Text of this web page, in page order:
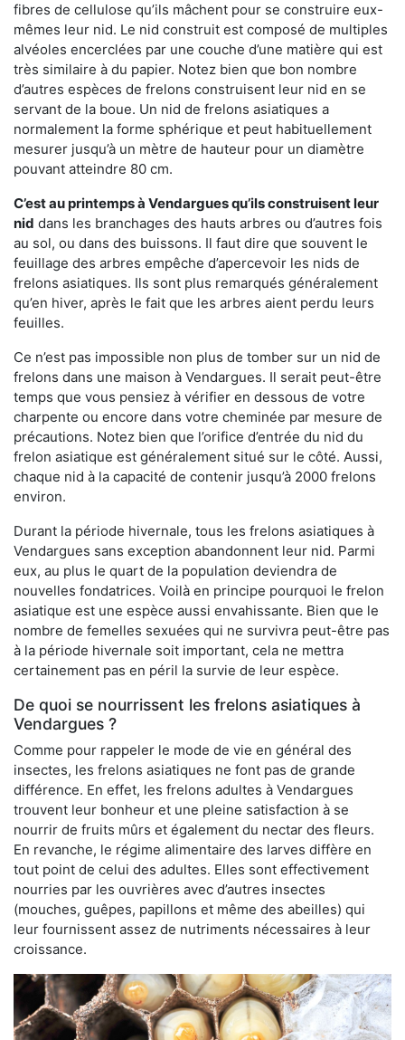
fibres de cellulose qu’ils mâchent pour se construire eux-
mêmes leur nid. Le nid construit est composé de multiples
alvéoles encerclées par une couche d’une matière qui est
très similaire à du papier. Notez bien que bon nombre
d’autres espèces de frelons construisent leur nid en se
servant de la boue. Un nid de frelons asiatiques a
normalement la forme sphérique et peut habituellement
mesurer jusqu’à un mètre de hauteur pour un diamètre
pouvant atteindre 80 cm.
C’est au printemps à Vendargues qu’ils construisent leur
nid dans les branchages des hauts arbres ou d’autres fois
au sol, ou dans des buissons. Il faut dire que souvent le
feuillage des arbres empêche d’apercevoir les nids de
frelons asiatiques. Ils sont plus remarqués généralement
qu’en hiver, après le fait que les arbres aient perdu leurs
feuilles.
Ce n’est pas impossible non plus de tomber sur un nid de
frelons dans une maison à Vendargues. Il serait peut-être
temps que vous pensiez à vérifier en dessous de votre
charpente ou encore dans votre cheminée par mesure de
précautions. Notez bien que l’orifice d’entrée du nid du
frelon asiatique est généralement situé sur le côté. Aussi,
chaque nid à la capacité de contenir jusqu’à 2000 frelons
environ.
Durant la période hivernale, tous les frelons asiatiques à
Vendargues sans exception abandonnent leur nid. Parmi
eux, au plus le quart de la population deviendra de
nouvelles fondatrices. Voilà en principe pourquoi le frelon
asiatique est une espèce aussi envahissante. Bien que le
nombre de femelles sexuées qui ne survivra peut-être pas
à la période hivernale soit important, cela ne mettra
certainement pas en péril la survie de leur espèce.
De quoi se nourrissent les frelons asiatiques à
Vendargues ?
Comme pour rappeler le mode de vie en général des
insectes, les frelons asiatiques ne font pas de grande
différence. En effet, les frelons adultes à Vendargues
trouvent leur bonheur et une pleine satisfaction à se
nourrir de fruits mûrs et également du nectar des fleurs.
En revanche, le régime alimentaire des larves diffère en
tout point de celui des adultes. Elles sont effectivement
nourries par les ouvrières avec d’autres insectes
(mouches, guêpes, papillons et même des abeilles) qui
leur fournissent assez de nutriments nécessaires à leur
croissance.